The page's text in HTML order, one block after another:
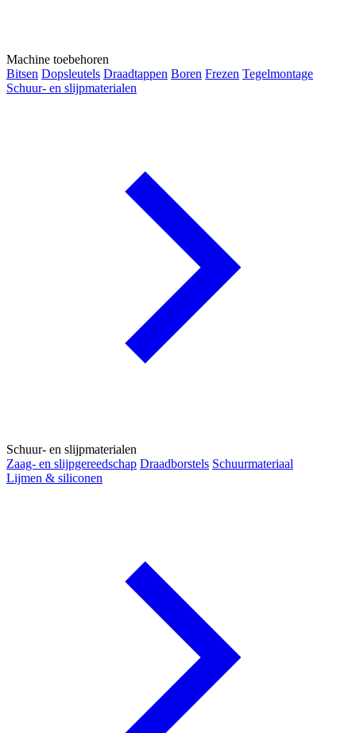
Machine toebehoren
Bitsen Dopsleutels Draadtappen Boren Frezen Tegelmontage
Schuur- en slijpmaterialen
Schuur- en slijpmaterialen
Zaag- en slijpgereedschap Draadborstels Schuurmateriaal
Lijmen & siliconen